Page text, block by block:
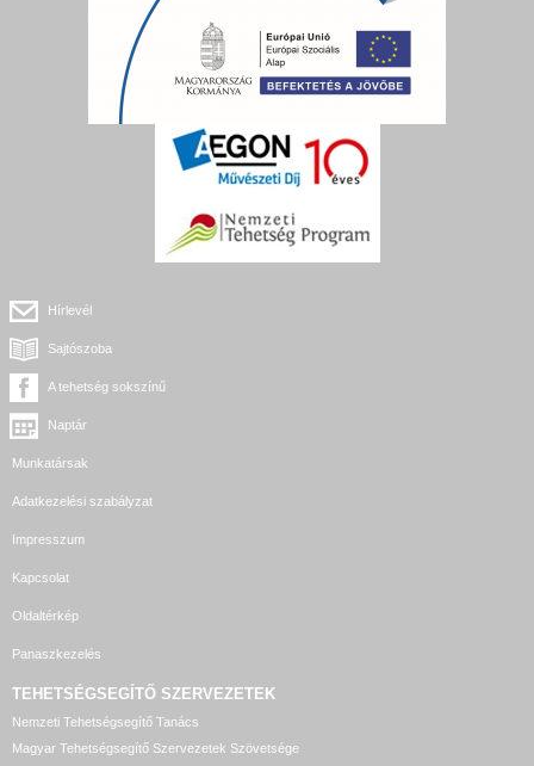
Hírlevél
Sajtószoba
A tehetség sokszínű
Naptár
Munkatársak
Adatkezelési szabályzat
Impresszum
Kapcsolat
Oldaltérkép
Panaszkezelés
TEHETSÉGSEGÍTŐ SZERVEZETEK
Nemzeti Tehetségsegítő Tanács
Magyar Tehetségsegítő Szervezetek Szövetsége